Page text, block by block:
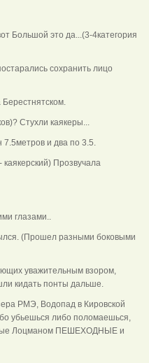
Большой это да...(3-4категория
сохранить лицо
Стухли каякеры...
и два по 3.5.
Прозвучала
глазами..
(Прошел разными боковыми
уважительным взором,
кидать понты дальше.
РМЭ, Водопад в Кировской
убьешься либо поломаешься,
Лоцманом ПЕШЕХОДНЫЕ и